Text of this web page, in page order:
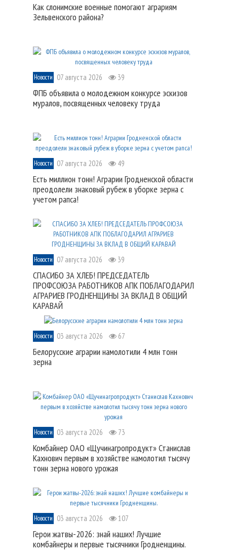
Как слонимские военные помогают аграриям
Зельвенского района?
Новости 07 августа 2026 39
ФПБ объявила о молодежном конкурсе эскизов
муралов, посвященных человеку труда
Новости 07 августа 2026 49
Есть миллион тонн! Аграрии Гродненской области
преодолели знаковый рубеж в уборке зерна с
учетом рапса!
Новости 07 августа 2026 39
СПАСИБО ЗА ХЛЕБ! ПРЕДСЕДАТЕЛЬ
ПРОФСОЮЗА РАБОТНИКОВ АПК ПОБЛАГОДАРИЛ
АГРАРИЕВ ГРОДНЕНЩИНЫ ЗА ВКЛАД В ОБЩИЙ
КАРАВАЙ
Новости 03 августа 2026 67
Белорусские аграрии намолотили 4 млн тонн
зерна
Новости 03 августа 2026 73
Комбайнер ОАО «Щучинагропродукт» Станислав
Кахнович первым в хозяйстве намолотил тысячу
тонн зерна нового урожая
Новости 03 августа 2026 107
Герои жатвы-2026: знай наших! Лучшие
комбайнеры и первые тысячники Гродненщины.